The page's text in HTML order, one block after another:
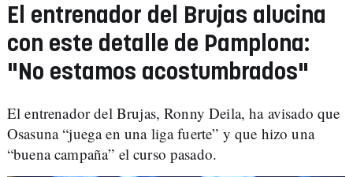
El entrenador del Brujas alucina
con este detalle de Pamplona:
"No estamos acostumbrados"
El entrenador del Brujas, Ronny Deila, ha avisado que
Osasuna “juega en una liga fuerte” y que hizo una
“buena campaña” el curso pasado.